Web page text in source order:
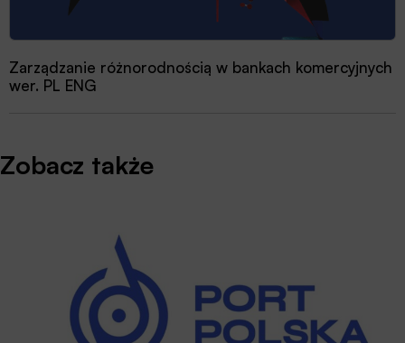
Zarządzanie różnorodnością w bankach komercyjnych
wer. PL ENG
Zobacz także